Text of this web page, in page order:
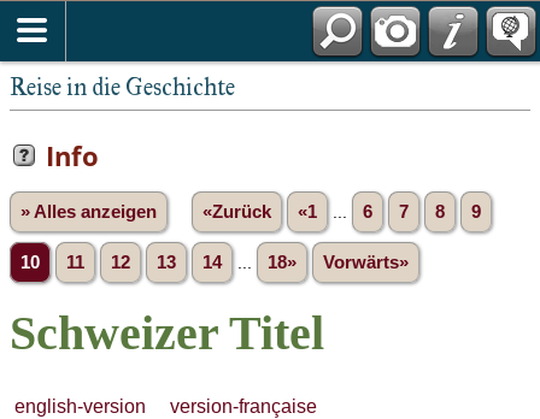
Reise in die Geschichte
Info
» Alles anzeigen «Zurück «1 6 7 8 9
10 11 12 13 14 18» Vorwärts»
Schweizer Titel
english-version version-française